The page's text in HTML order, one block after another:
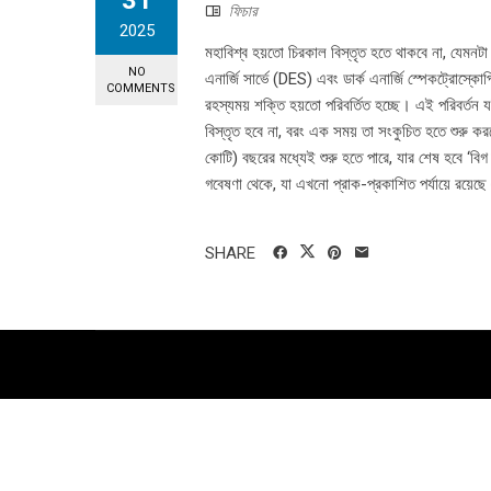
2025
NO
COMMENTS
ফিচার
মহাবিশ্ব হয়তো চিরকাল বিস্তৃত হতে থাকবে না, যেমনটা
এনার্জি সার্ভে (DES) এবং ডার্ক এনার্জি
রহস্যময় শক্তি হয়তো পরিবর্তিত হচ্ছে। এই পরিবর্তন
বিস্তৃত হবে না, বরং এক সময় তা সংকুচিত হতে শুরু
কোটি) বছরের মধ্যেই শুরু হতে পারে, যার শেষ হবে
গবেষণা থেকে, যা এখনো প্রাক-প্রকাশিত পর্যায়ে
SHARE